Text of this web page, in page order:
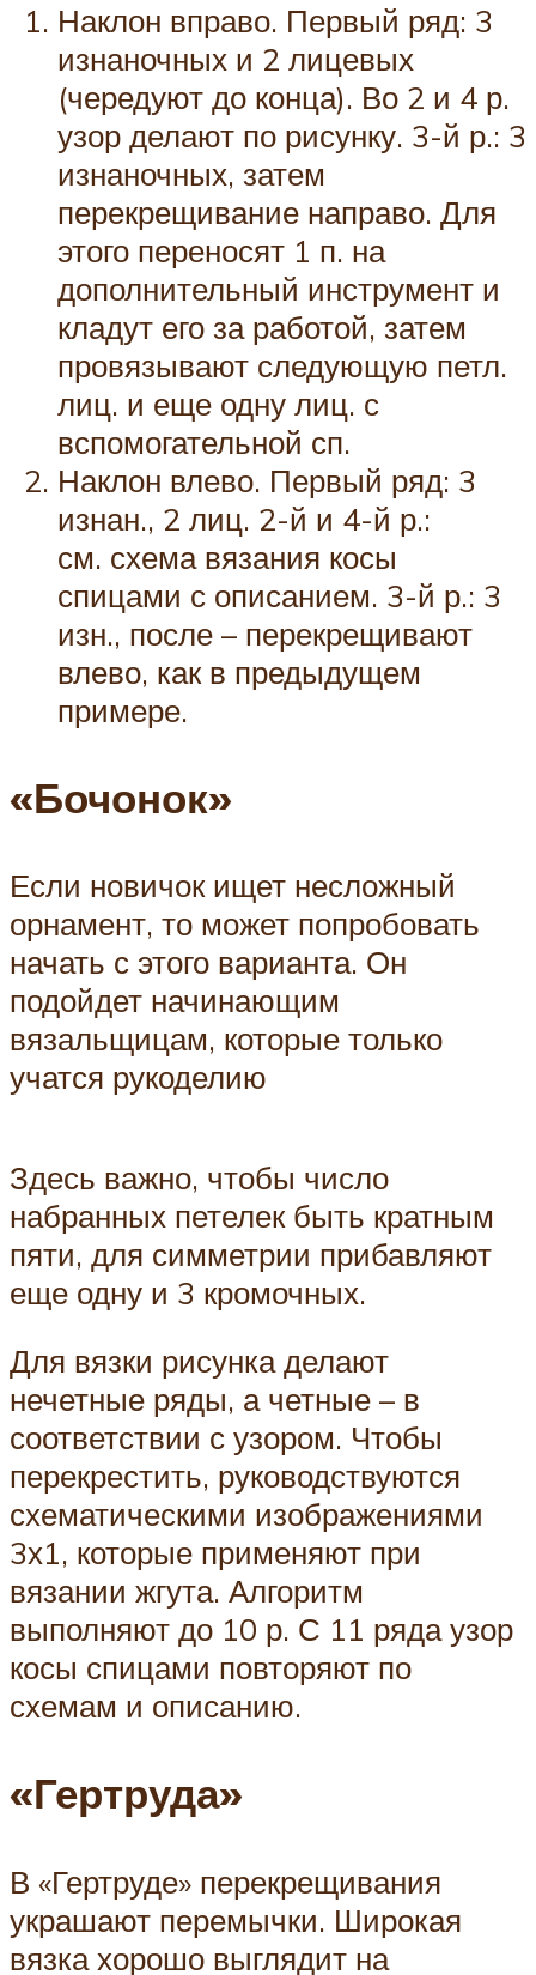
Наклон вправо. Первый ряд: 3
изнаночных и 2 лицевых
(чередуют до конца). Во 2 и 4 р.
узор делают по рисунку. 3-й р.: 3
изнаночных, затем
перекрещивание направо. Для
этого переносят 1 п. на
дополнительный инструмент и
кладут его за работой, затем
провязывают следующую петл.
лиц. и еще одну лиц. с
вспомогательной сп.
Наклон влево. Первый ряд: 3
изнан., 2 лиц. 2-й и 4-й р.:
см. схема вязания косы
спицами с описанием. 3-й р.: 3
изн., после – перекрещивают
влево, как в предыдущем
примере.
«Бочонок»
Если новичок ищет несложный
орнамент, то может попробовать
начать с этого варианта. Он
подойдет начинающим
вязальщицам, которые только
учатся рукоделию
Здесь важно, чтобы число
набранных петелек быть кратным
пяти, для симметрии прибавляют
еще одну и 3 кромочных.
Для вязки рисунка делают
нечетные ряды, а четные – в
соответствии с узором. Чтобы
перекрестить, руководствуются
схематическими изображениями
3х1, которые применяют при
вязании жгута. Алгоритм
выполняют до 10 р. С 11 ряда узор
косы спицами повторяют по
схемам и описанию.
«Гертруда»
В «Гертруде» перекрещивания
украшают перемычки. Широкая
вязка хорошо выглядит на